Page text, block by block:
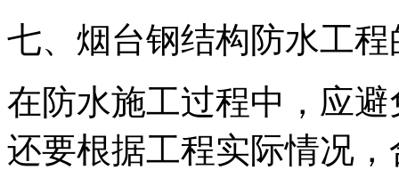
七、烟台钢结构防水工
在防水施工过程中，应
还要根据工程实际情况